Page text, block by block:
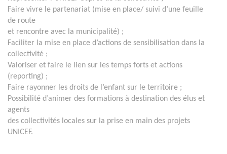
Faire vivre le partenariat (mise en place/ suivi d’une feuille
de route
et rencontre avec la municipalité) ;
Faciliter la mise en place d’actions de sensibilisation dans la
collectivité ;
Valoriser et faire le lien sur les temps forts et actions
(reporting) ;
Faire rayonner les droits de l’enfant sur le territoire ;
Possibilité d’animer des formations à destination des élus et
agents
des collectivités locales sur la prise en main des projets
UNICEF.